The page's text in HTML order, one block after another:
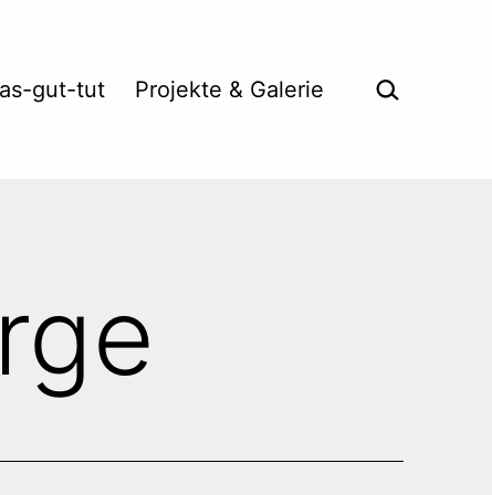
gut-tut Projekte & Galerie Suche …